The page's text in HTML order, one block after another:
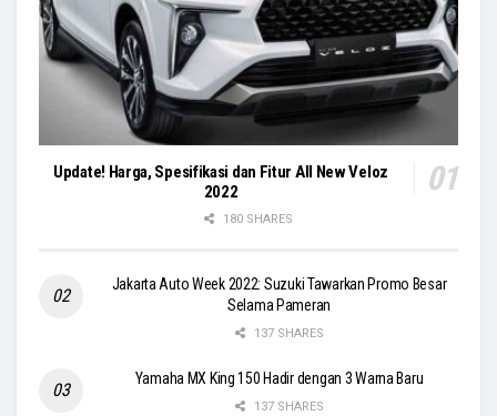
Update! Harga, Spesifikasi dan Fitur All New Veloz
2022
180 SHARES
Jakarta Auto Week 2022: Suzuki Tawarkan Promo Besar
Selama Pameran
137 SHARES
Yamaha MX King 150 Hadir dengan 3 Warna Baru
137 SHARES